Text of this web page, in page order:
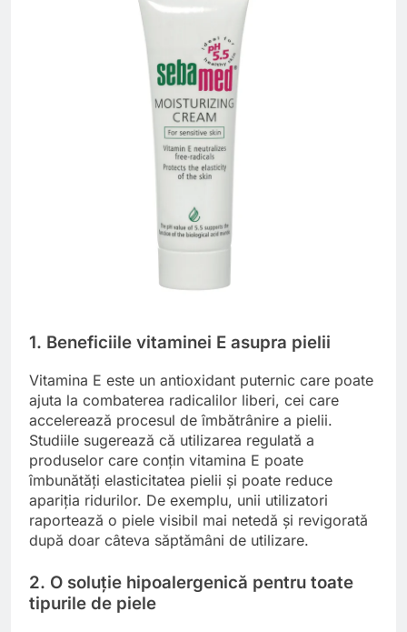
1. Beneficiile vitaminei E asupra pielii
Vitamina E este un antioxidant puternic care poate
ajuta la combaterea radicalilor liberi, cei care
accelerează procesul de îmbătrânire a pielii.
Studiile sugerează că utilizarea regulată a
produselor care conțin vitamina E poate
îmbunătăți elasticitatea pielii și poate reduce
apariția ridurilor. De exemplu, unii utilizatori
raportează o piele visibil mai netedă și revigorată
după doar câteva săptămâni de utilizare.
2. O soluție hipoalergenică pentru toate
tipurile de piele